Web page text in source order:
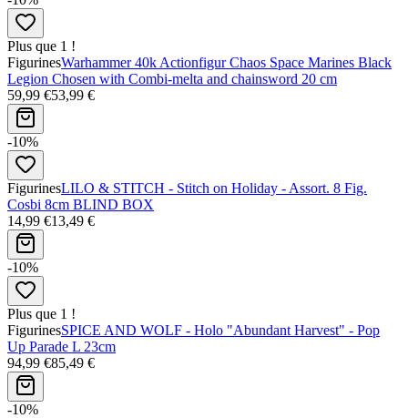
Plus que 1 !
FigurinesWarhammer 40k Actionfigur Chaos Space Marines Black
Legion Chosen with Combi-melta and chainsword 20 cm
59,99 €53,99 €
-10%
FigurinesLILO & STITCH - Stitch on Holiday - Assort. 8 Fig.
Cosbi 8cm BLIND BOX
14,99 €13,49 €
-10%
Plus que 1 !
FigurinesSPICE AND WOLF - Holo "Abundant Harvest" - Pop
Up Parade L 23cm
94,99 €85,49 €
-10%